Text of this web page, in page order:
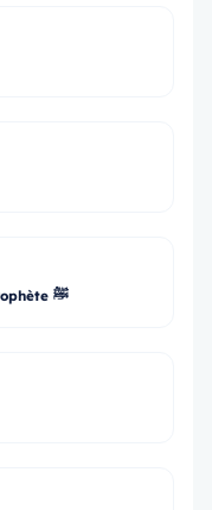
La construction de la mosquée du Prophète ﷺ